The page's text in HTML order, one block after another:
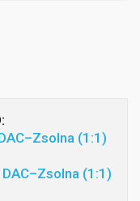
(1:1)
(1:1)